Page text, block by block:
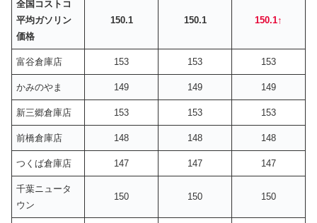
全国コストコ
平均ガソリン
価格
150.1 150.1 150.1↑
富谷倉庫店 153 153 153
かみのやま 149 149 149
新三郷倉庫店 153 153 153
前橋倉庫店 148 148 148
つくば倉庫店 147 147 147
千葉ニュータ
ウン
150 150 150